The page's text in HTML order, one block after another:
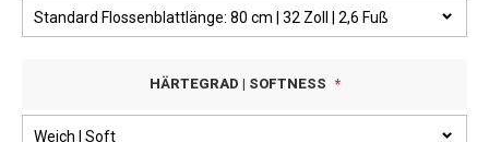
HÄRTEGRAD | SOFTNESS